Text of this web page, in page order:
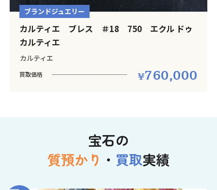
ブランドジュエリー
カルティエ ブレス ＃18 750 エクル ドゥ
カルティエ
カルティエ
買取価格 760,000
宝石の
質預かり ・ 買取実績